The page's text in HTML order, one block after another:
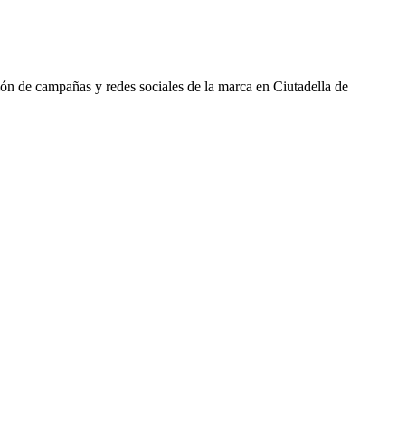
de campañas y redes sociales de la marca en Ciutadella de